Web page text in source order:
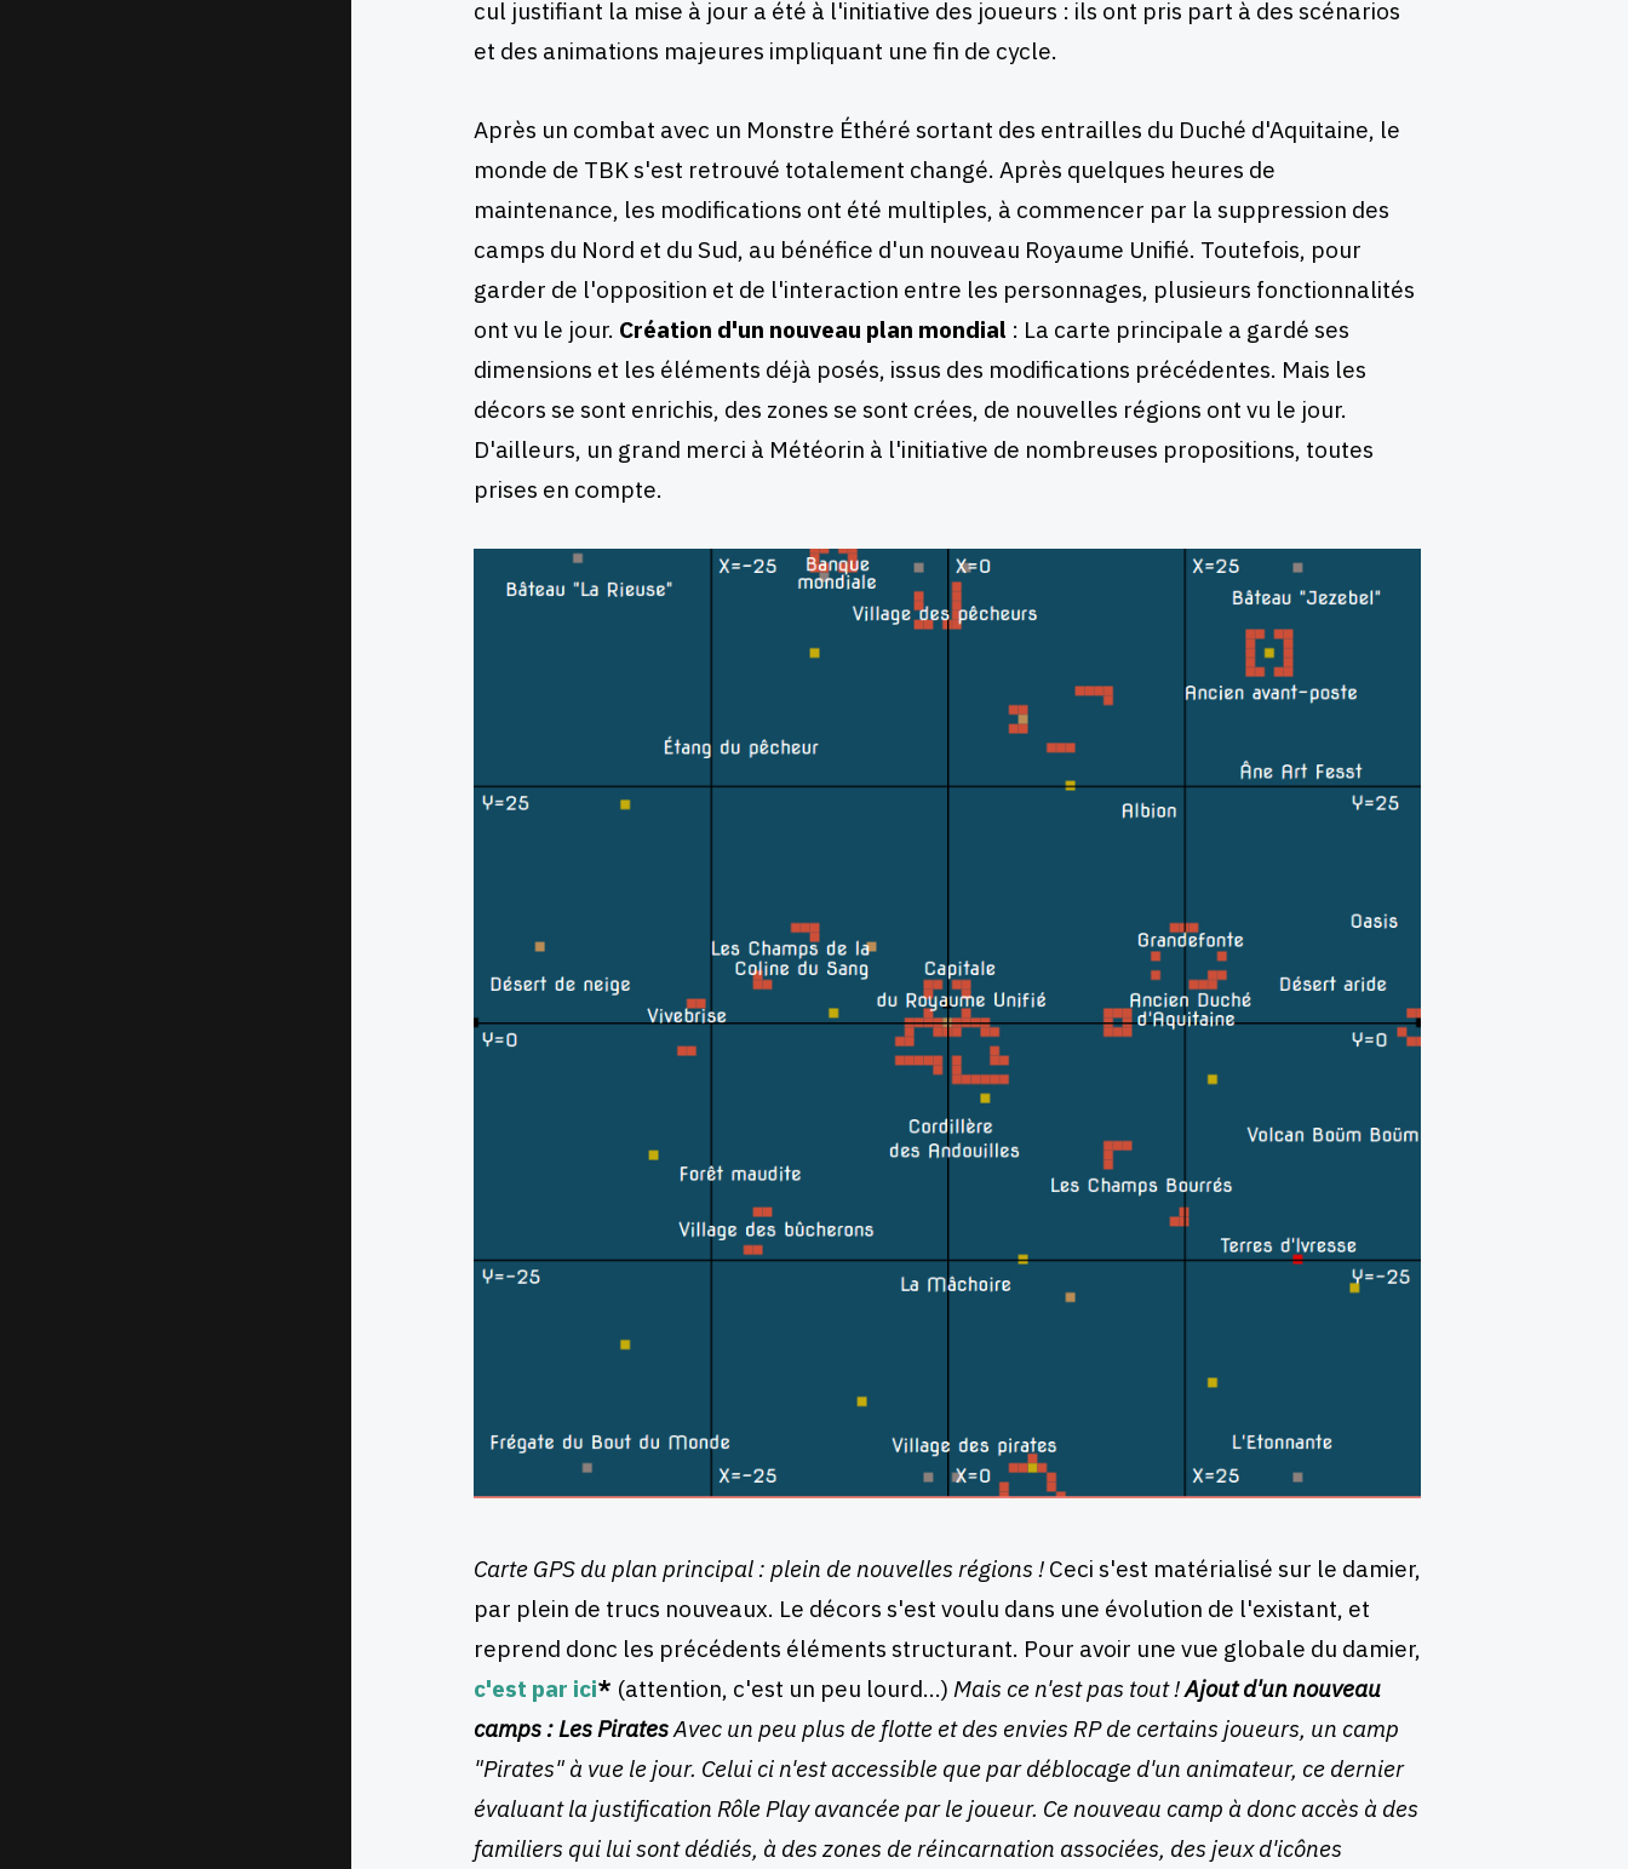
cul justifiant la mise à jour a été à l'initiative des joueurs : ils ont pris part à des scénarios
et des animations majeures impliquant une fin de cycle.
Après un combat avec un Monstre Éthéré sortant des entrailles du Duché d'Aquitaine, le
monde de TBK s'est retrouvé totalement changé. Après quelques heures de
maintenance, les modifications ont été multiples, à commencer par la suppression des
camps du Nord et du Sud, au bénéfice d'un nouveau Royaume Unifié. Toutefois, pour
garder de l'opposition et de l'interaction entre les personnages, plusieurs fonctionnalités
ont vu le jour. Création d'un nouveau plan mondial : La carte principale a gardé ses
dimensions et les éléments déjà posés, issus des modifications précédentes. Mais les
décors se sont enrichis, des zones se sont crées, de nouvelles régions ont vu le jour.
D'ailleurs, un grand merci à Météorin à l'initiative de nombreuses propositions, toutes
prises en compte.
Carte GPS du plan principal : plein de nouvelles régions !Ceci s'est matérialisé sur le damier,
par plein de trucs nouveaux. Le décors s'est voulu dans une évolution de l'existant, et
reprend donc les précédents éléments structurant. Pour avoir une vue globale du damier,
c'est par ici* (attention, c'est un peu lourd...) Mais ce n'est pas tout !Ajout d'un nouveau
camps : Les PiratesAvec un peu plus de flotte et des envies RP de certains joueurs, un camp
"Pirates" à vue le jour. Celui ci n'est accessible que par déblocage d'un animateur, ce dernier
évaluant la justification Rôle Play avancée par le joueur. Ce nouveau camp à donc accès à des
familiers qui lui sont dédiés, à des zones de réincarnation associées, des jeux d'icônes